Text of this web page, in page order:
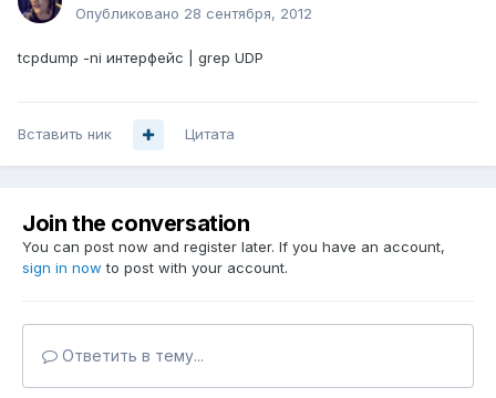
Опубликовано 28 сентября, 2012
tcpdump -ni интерфейс | grep UDP
Вставить ник Цитата
Join the conversation
You can post now and register later. If you have an account,
sign in now to post with your account.
Ответить в тему...